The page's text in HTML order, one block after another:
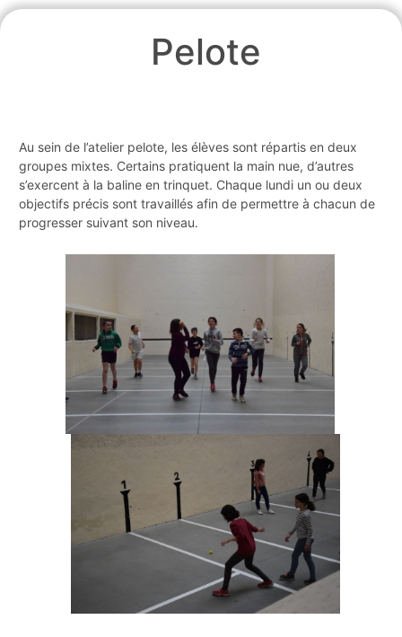
Pelote
Au sein de l’atelier pelote, les élèves sont répartis en deux
groupes mixtes. Certains pratiquent la main nue, d’autres
s’exercent à la baline en trinquet. Chaque lundi un ou deux
objectifs précis sont travaillés afin de permettre à chacun de
progresser suivant son niveau.